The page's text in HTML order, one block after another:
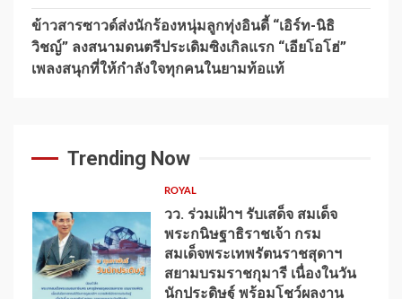
ข้าวสารซาวด์ส่งนักร้องหนุ่มลูกทุ่งอินดี้ “เอิร์ท-นิธิ
วิชญ์” ลงสนามดนตรีประเดิมซิงเกิลแรก “เอียโอโฮ่”
เพลงสนุกที่ให้กำลังใจทุกคนในยามท้อแท้
Trending Now
ROYAL
วว. ร่วมเฝ้าฯ รับเสด็จ สมเด็จ
พระกนิษฐาธิราชเจ้า กรม
สมเด็จพระเทพรัตนราชสุดาฯ
สยามบรมราชกุมารี เนื่องในวัน
นักประดิษฐ์ พร้อมโชว์ผลงาน